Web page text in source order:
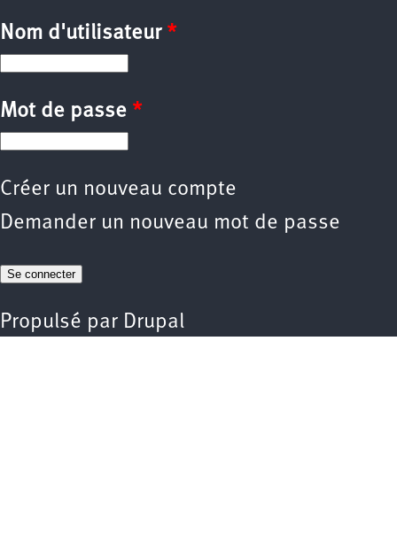
Nom d'utilisateur *
Mot de passe *
Créer un nouveau compte
Demander un nouveau mot de passe
Propulsé par Drupal